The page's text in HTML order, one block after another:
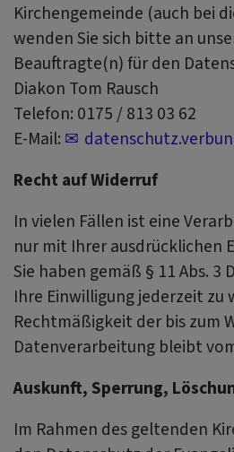
Kirchengemeinde (auch bei
wenden Sie sich bitte an
Beauftragte(n) für den
Diakon Tom Rausch
Telefon: 0175 / 813 03 62
E-Mail:
Recht auf Widerruf
In vielen Fällen ist eine
nur mit Ihrer ausdrücklichen
Sie haben gemäß § 11 Abs. 3
Ihre Einwilligung jederzeit zu
Rechtmäßigkeit der bis zum
Datenverarbeitung bleibt
Auskunft, Sperrung,
Im Rahmen des geltenden